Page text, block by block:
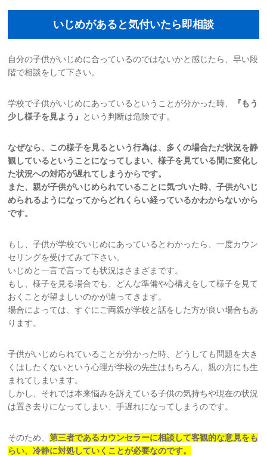
ハラスメント対策資格
質問一覧
ブログ
採用情報
お問い合わせ
サイトマップ
リンク集
いじめがあると気付いたら即相談
自分の子供がいじめに合っているのではないかと感じたら、早い段
階で相談をして下さい。
学校で子供がいじめにあっているということが分かった時、
『もう
少し様子を見よう』 という判断は危険です。
なぜなら、この様子を見るという行為は、多くの場合ただ状況を静
観しているということになってしまい、様子を見ている間に変化し
た状況への対応が遅れて しまうからです。
また、親が子供がいじめられていることに気づいた時、子供がいじ
められるよう になってからどれくらい経っているかわからないから
です。
もし、子供が学校でいじめにあっているとわかったら、一度カウン
セリングを受けてみて下さい。
いじめと一言で言っても状況はさまざまです。
もし、様子を見る場合でも、どんな準備や心構えをして様子を見て
おくことが望ましいのかが違ってきます。
場合によっては、すぐにご両親が学校と話をした方が良い場合もあ
ります。
子供がいじめられていることが分かった時、どうしても問題を大き
くはしたくないという心理が学校の先生はもちろん、親の方にも生
まれてしまいます。
しかし、それでは本来悩みを訴えている子供の気持ちや現在の状況
は置き去りになってしまい、手遅れになってしまうのです。
そのため、第三者であるカウンセラーに相談して客観的な意見をも
らい、冷静に対処していくことが必要なのです。